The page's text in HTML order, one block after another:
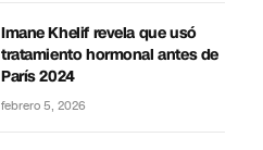
Imane Khelif revela que usó
tratamiento hormonal antes de
París 2024
febrero 5, 2026